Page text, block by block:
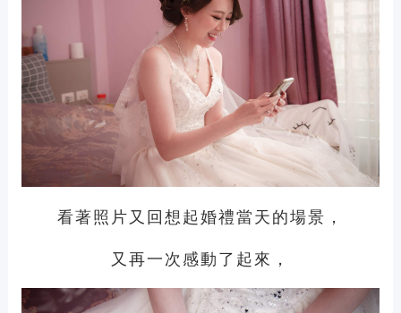
看著照片又回想起婚禮當天的場景，
又再一次感動了起來，